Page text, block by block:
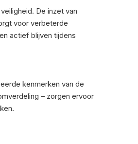
De inzet van
voor verbeterde
actief blijven tijdens
kenmerken van de
– zorgen ervoor